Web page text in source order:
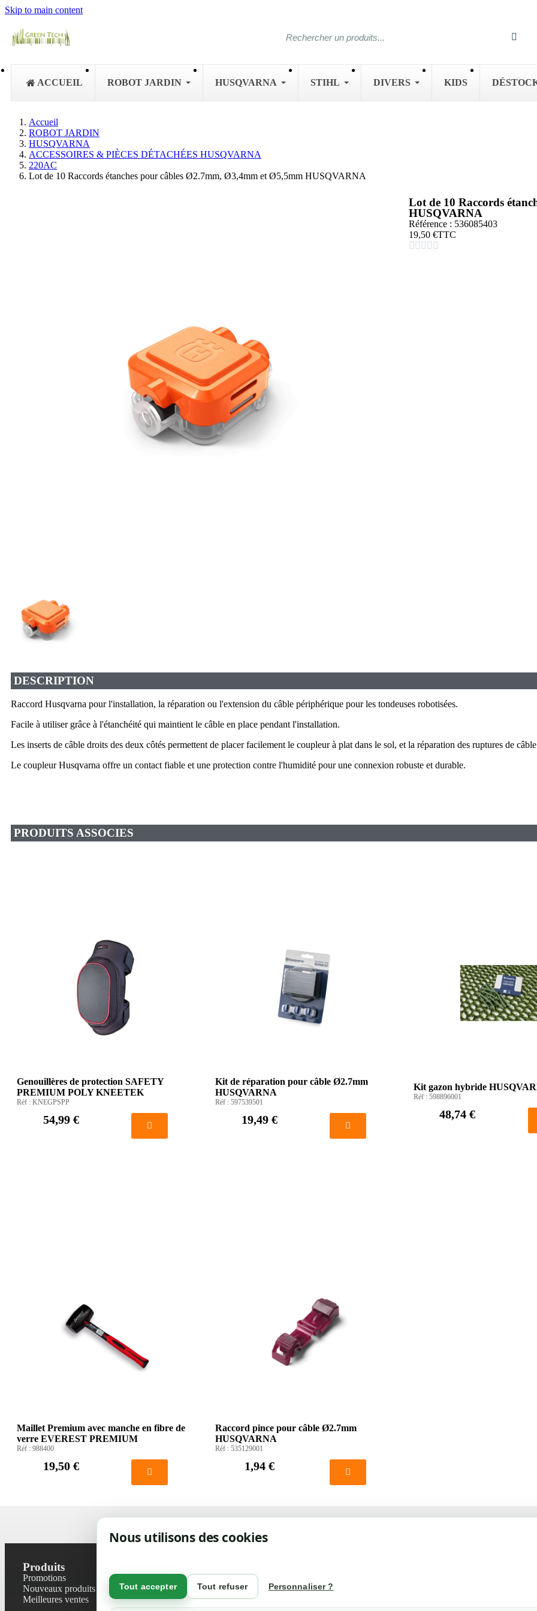
Nous utilisons des cookies
Tout accepter Tout refuser Personnaliser ?
Skip to main content
ACCUEIL ROBOT JARDIN HUSQVARNA STIHL DIVERS KIDS
Accueil
ROBOT JARDIN
HUSQVARNA
ACCESSOIRES & PIÈCES DÉTACHÉES HUSQVARNA
220AC
Lot de 10 Raccords étanches pour câbles Ø2.7mm, Ø3,4mm et Ø5,5mm HUSQVARNA
Lot de 10 Raccords
HUSQVARNA
Référence : 536085403
19,50 €TTC
    
DESCRIPTION
Raccord Husqvarna pour l'installation, la réparation ou l'extension du câble périphérique pour les tondeuses robotisées.
Facile à utiliser grâce à l'étanchéité qui maintient le câble en place pendant l'installation.
Les inserts de câble droits des deux côtés permettent de placer facilement le coupleur à plat dans le sol, et la réparation des ruptures de
Le coupleur Husqvarna offre un contact fiable et une protection contre l'humidité pour une connexion robuste et durable.
PRODUITS ASSOCIES
Genouillères de protection SAFETY
PREMIUM POLY KNEETEK
Réf : KNEGPSPP
54,99 €
Kit de réparation pour câble Ø2.7mm
HUSQVARNA
Réf : 597539501
19,49 €
Kit gazon hybride
Réf : 598896001
48,74 €
Maillet Premium avec manche en fibre de
verre EVEREST PREMIUM
Réf : 988400
19,50 €
Raccord pince pour câble Ø2.7mm
HUSQVARNA
Réf : 535129001
1,94 €
Produits
Promotions
Nouveaux produits
Meilleures ventes
Contactez-nous
Plan du site
Magasin